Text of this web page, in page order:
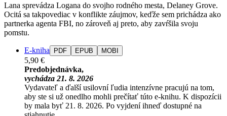
Lana sprevádza Logana do svojho rodného mesta, Delaney Grove.
Ocitá sa takpovediac v konflikte záujmov, keďže sem prichádza ako
partnerka agenta FBI, no zároveň aj preto, aby zavŕšila svoju
pomstu.
E-kniha PDF EPUB MOBI
5,90 €
Predobjednávka,
vychádza 21. 8. 2026
Vydavateľ a ďalší usilovní ľudia intenzívne pracujú na tom,
aby ste si už onedlho mohli prečítať túto e-knihu. K dispozícii
by mala byť 21. 8. 2026. Po vyjdení ihneď dostupné na